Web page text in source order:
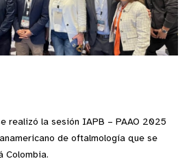
realizó la sesión IAPB – PAAO 2025
de oftalmología que se
Colombia.